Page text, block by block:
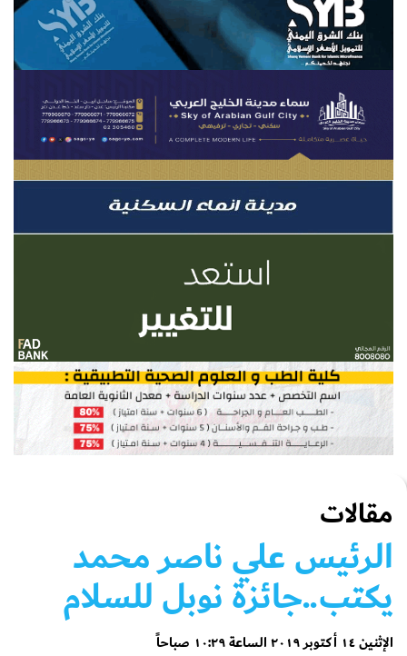
مقالات
الرئيس علي ناصر محمد
يكتب..جائزة نوبل للسلام
الإثنين ١٤ أكتوبر ٢٠١٩ الساعة ١٠:٢٩ صباحاً